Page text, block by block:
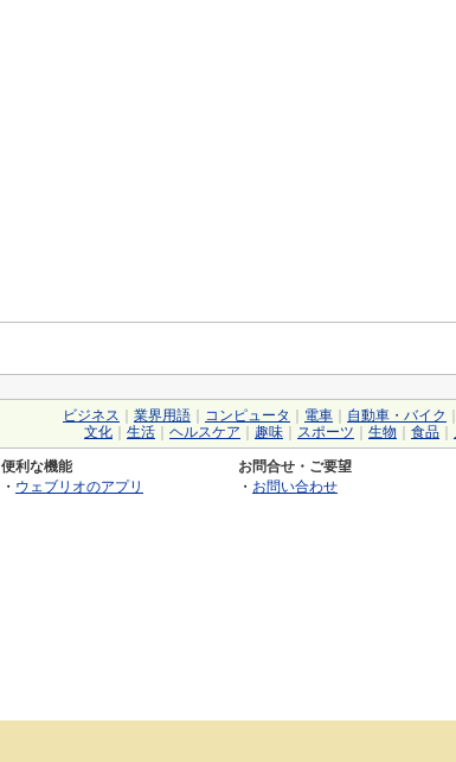
ビジネス 業界用語 コンピュータ 電車 自動車・バイク
文化
生活 ヘルスケア 趣味 スポーツ 生物 食品
便利な機能
・ ウェブリオのアプリ
お問合せ・ご要望
・ お問い合わせ